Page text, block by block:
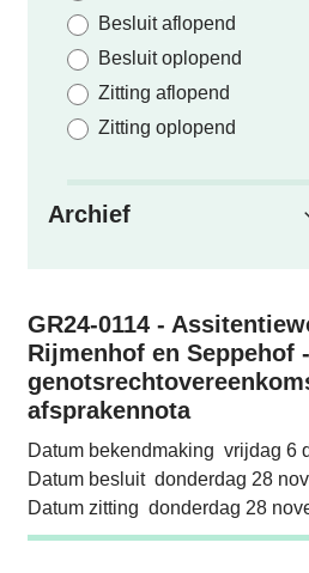
Besluit aflopend
Besluit oplopend
Zitting aflopend
Zitting oplopend
Archief
Bekendmakingen
GR24-0114 -
GR24-0114 -
Rijmenhof en Seppehof
afsprakennota
Datum bekendmaking vrijdag 6
Datum besluit donderdag 28
Datum zitting donderdag 28